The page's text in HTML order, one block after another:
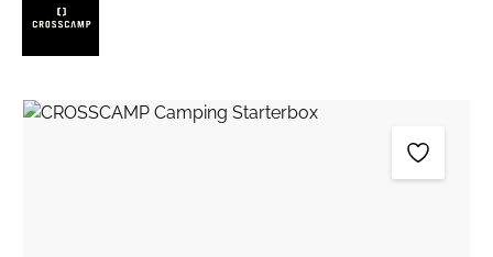
Bildergalerie überspringen